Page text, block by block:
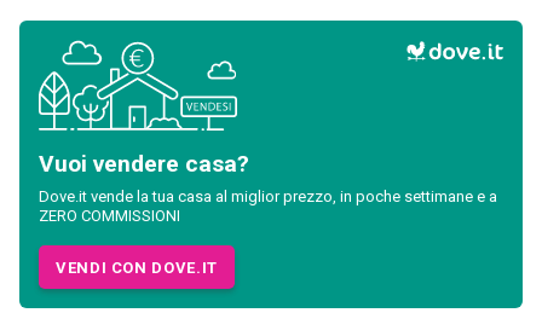
Vuoi vendere casa?
Dove.it vende la tua casa al miglior prezzo, in poche settimane e a
ZERO COMMISSIONI
VENDI CON DOVE.IT